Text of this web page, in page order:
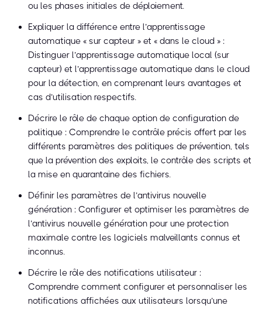
ou les phases initiales de déploiement.
Expliquer la différence entre l’apprentissage
automatique « sur capteur » et « dans le cloud » :
Distinguer l’apprentissage automatique local (sur
capteur) et l’apprentissage automatique dans le cloud
pour la détection, en comprenant leurs avantages et
cas d’utilisation respectifs.
Décrire le rôle de chaque option de configuration de
politique : Comprendre le contrôle précis offert par les
différents paramètres des politiques de prévention, tels
que la prévention des exploits, le contrôle des scripts et
la mise en quarantaine des fichiers.
Définir les paramètres de l’antivirus nouvelle
génération : Configurer et optimiser les paramètres de
l’antivirus nouvelle génération pour une protection
maximale contre les logiciels malveillants connus et
inconnus.
Décrire le rôle des notifications utilisateur :
Comprendre comment configurer et personnaliser les
notifications affichées aux utilisateurs lorsqu’une